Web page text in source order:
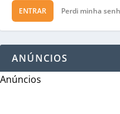
ENTRAR Perdi minha
ANÚNCIOS
Anúncios